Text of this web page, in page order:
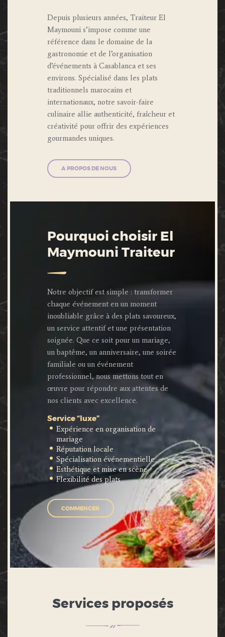
Depuis plusieurs années, Traiteur El
Maymouni s’impose comme une
référence dans le domaine de la
gastronomie et de l’organisation
d’événements à Casablanca et ses
environs. Spécialisé dans les plats
traditionnels marocains et
internationaux, notre savoir-faire
culinaire allie authenticité, fraîcheur et
créativité pour offrir des expériences
gourmandes uniques.
A PROPOS DE NOUS
Pourquoi choisir El
Maymouni Traiteur
Notre objectif est simple : transformer
chaque événement en un moment
inoubliable grâce à des plats savoureux,
un service attentif et une présentation
soignée. Que ce soit pour un mariage,
un baptême, un anniversaire, une soirée
familiale ou un événement
professionnel, nous mettons tout en
œuvre pour répondre aux attentes de
nos clients avec excellence.
Service “luxe”
Expérience en organisation de
mariage
Réputation locale
Spécialisation événementielle
Esthétique et mise en scène
Flexibilité des plats
COMMENCER
Services proposés